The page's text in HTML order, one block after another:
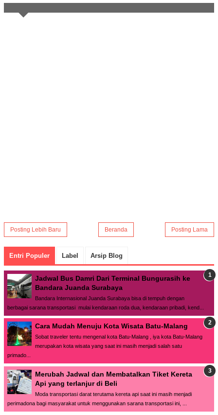
Posting Lebih Baru Posting Lama
Beranda
Entri Populer Label Arsip Blog
Jadwal Bus Damri Dari Terminal Bungurasih ke
Bandara Juanda Surabaya
Bandara Internasional Juanda Surabaya bisa di tempuh dengan
berbagai sarana transportasi mulai kendaraan roda dua, kendaraan pribadi, kend...
Cara Mudah Menuju Kota Wisata Batu-Malang
Sobat traveler tentu mengenal kota Batu-Malang , iya kota Batu-Malang
merupakan kota wisata yang saat ini masih menjadi salah satu
primado...
Merubah Jadwal dan Membatalkan Tiket Kereta
Api yang terlanjur di Beli
Moda transportasi darat terutama kereta api saat ini masih menjadi
perimadona bagi masyarakat untuk menggunakan sarana transportasi ini, ...